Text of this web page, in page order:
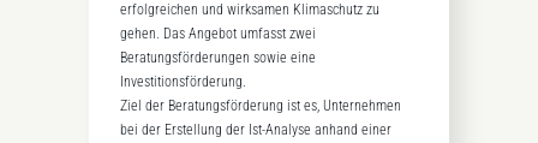
erfolgreichen und wirksamen Klimaschutz zu
gehen. Das Angebot umfasst zwei
Beratungsförderungen sowie eine
Investitionsförderung.
Ziel der Beratungsförderung ist es, Unternehmen
bei der Erstellung der Ist-Analyse anhand einer